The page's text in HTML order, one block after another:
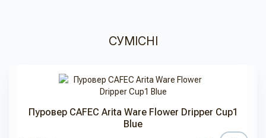
СУМІСНІ
Пуровер CAFEC Arita Ware Flower Dripper Cup1
Blue